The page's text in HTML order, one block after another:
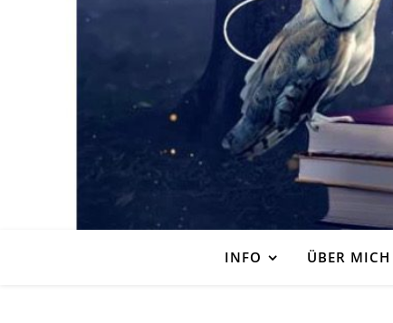
INFO ÜBER MICH